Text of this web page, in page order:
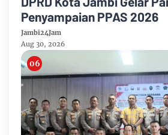
Penyampaian PPAS 2026
Jambi24Jam
Aug 30, 2026